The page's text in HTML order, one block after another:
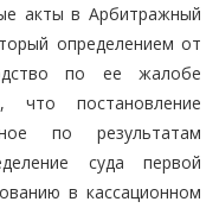
акты в Арбитражный
определением от
по ее жалобе
постановление
по результатам
суда первой
в кассационном